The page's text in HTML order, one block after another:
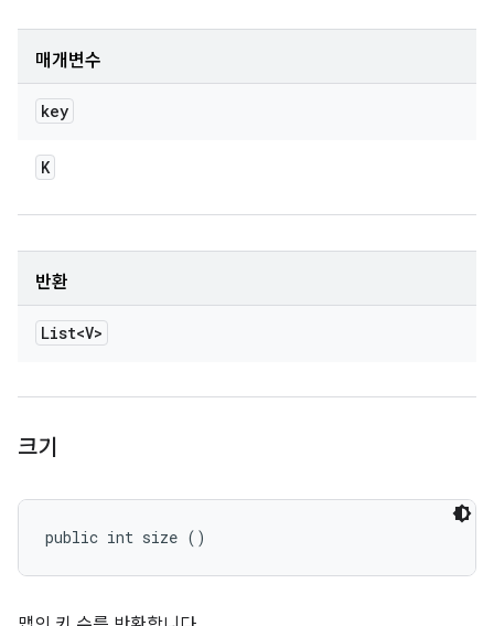
매개변수
key
K
반환
List<V>
크기
public int size ()